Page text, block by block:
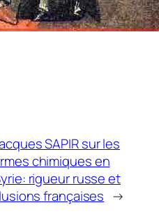
SAPIR sur les
chimiques en
rigueur russe et
françaises →